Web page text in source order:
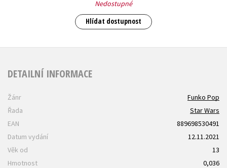
Nedostupné
Hlídat dostupnost
DETAILNÍ INFORMACE
Žánr
Funko Pop
Řada
Star Wars
EAN
889698530491
Datum vydání
12.11.2021
Věk od
13
Hmotnost
0,036